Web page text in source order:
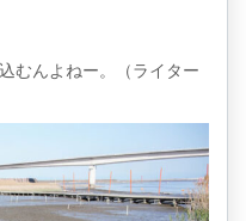
むんよねー。（ライター